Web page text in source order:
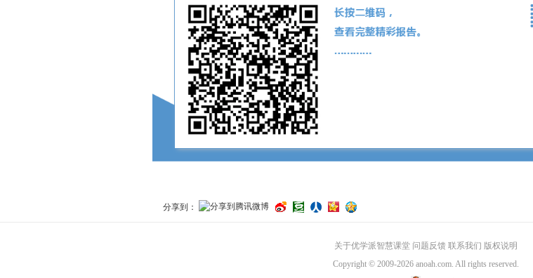
分享到：
关于优学派智慧课堂 问题反馈 联系我们 版权说明
Copyright © 2009-2026 anoah.com. All rights reserved.